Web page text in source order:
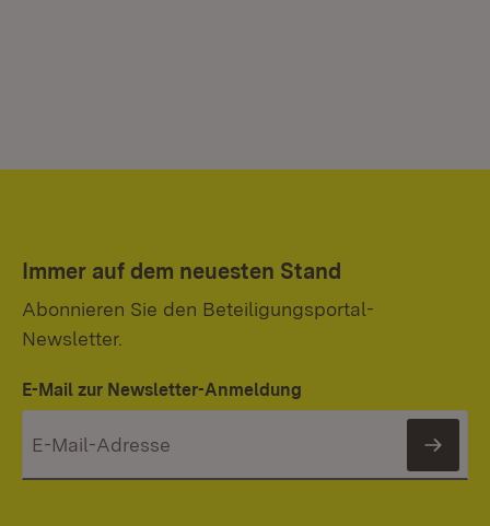
Immer auf dem neuesten Stand
Abonnieren Sie den Beteiligungsportal-
Newsletter.
E-Mail zur Newsletter-Anmeldung